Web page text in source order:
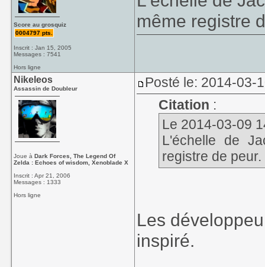
Score au grosquiz
0004797 pts.
Inscrit : Jan 15, 2005
Messages : 7541
Hors ligne
même registre
Nikeleos
Assassin de Doubleur
Joue àDark Forces, The Legend Of
Zelda : Echoes of wisdom, Xenoblade X
Inscrit : Apr 21, 2006
Messages : 1333
Hors ligne
Posté le: 2014-03-
Citation :
Le 2014-03-09
L'échelle de
registre de peur.
Les
inspiré.